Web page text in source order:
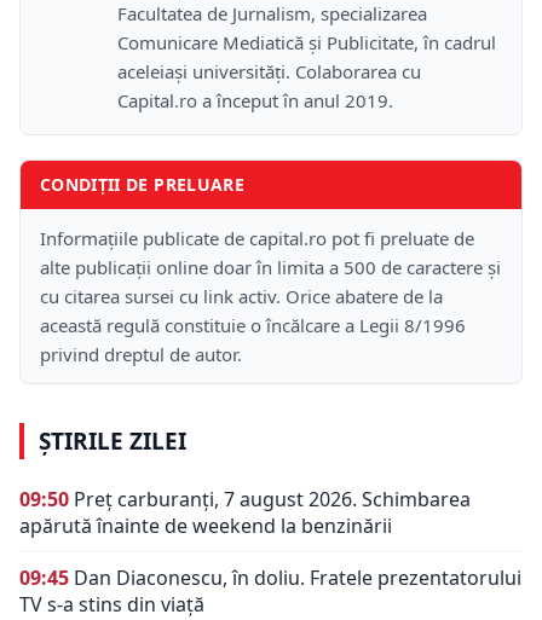
Facultatea de Jurnalism, specializarea
Comunicare Mediatică și Publicitate, în cadrul
aceleiași universități. Colaborarea cu
Capital.ro a început în anul 2019.
CONDIȚII DE PRELUARE
Informațiile publicate de capital.ro pot fi preluate de
alte publicații online doar în limita a 500 de caractere și
cu citarea sursei cu link activ. Orice abatere de la
această regulă constituie o încălcare a Legii 8/1996
privind dreptul de autor.
ȘTIRILE ZILEI
09:50 Preț carburanți, 7 august 2026. Schimbarea
apărută înainte de weekend la benzinării
09:45 Dan Diaconescu, în doliu. Fratele prezentatorului
TV s-a stins din viață